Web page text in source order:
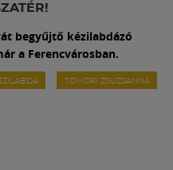
begyűjtő kézilabdázó
a Ferencvárosban.
TOMORI ZSUZSANNA